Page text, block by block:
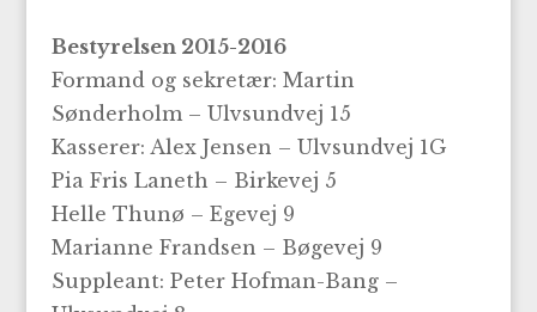
Bestyrelsen 2015-2016
Formand og sekretær: Martin
Sønderholm – Ulvsundvej 15
Kasserer: Alex Jensen – Ulvsundvej 1G
Pia Fris Laneth – Birkevej 5
Helle Thunø – Egevej 9
Marianne Frandsen – Bøgevej 9
Suppleant: Peter Hofman-Bang –